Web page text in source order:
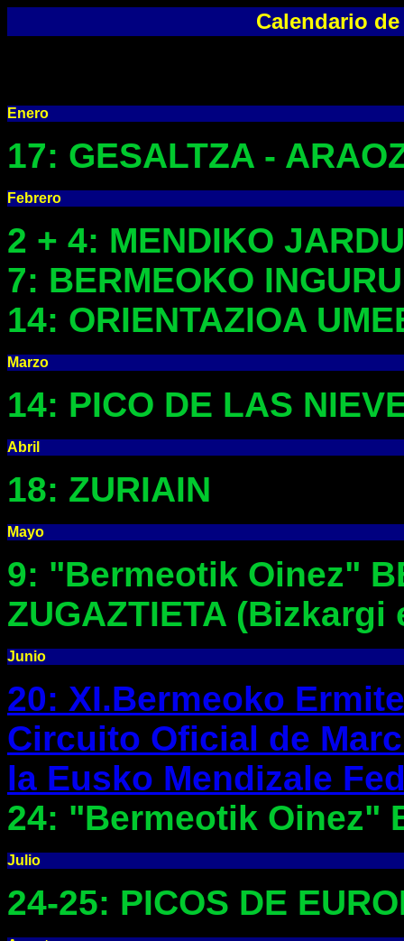
Calendario
Enero
17: GESALTZA -
Febrero
2 + 4: MENDIKO
7: BERMEOKO
14: ORIENTAZIOA
Marzo
14: PICO DE LAS
Abril
18: ZURIAIN
Mayo
9: "Bermeotik Oinez"
ZUGAZTIETA (Bizkargi
Junio
20: XI.Bermeoko
Circuito Oficial de
la Eusko Mendizale
24: "Bermeotik Oinez"
Julio
24-25: PICOS DE